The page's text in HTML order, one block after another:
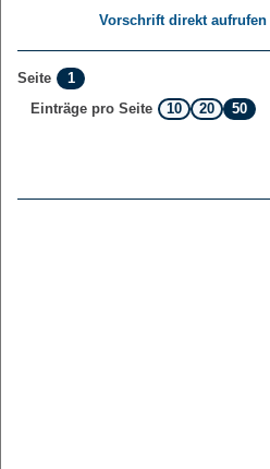
Vorschrift direkt aufrufen
Seite
1
Einträge pro Seite
10 20 50